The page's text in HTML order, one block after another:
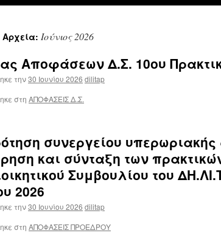
Ιούνιος 2026
Αποφάσεων Δ.Σ. 10ου
την30 Ιουνίου 2026 dilitap
στη ΑΠΟΦΑΣΕΙΣ Δ.Σ.
συνεργείου
και σύνταξη των
Συμβουλίου του
2026
την30 Ιουνίου 2026 dilitap
στη ΑΠΟΦΑΣΕΙΣ ΠΡΟΕΔΡΟΥ